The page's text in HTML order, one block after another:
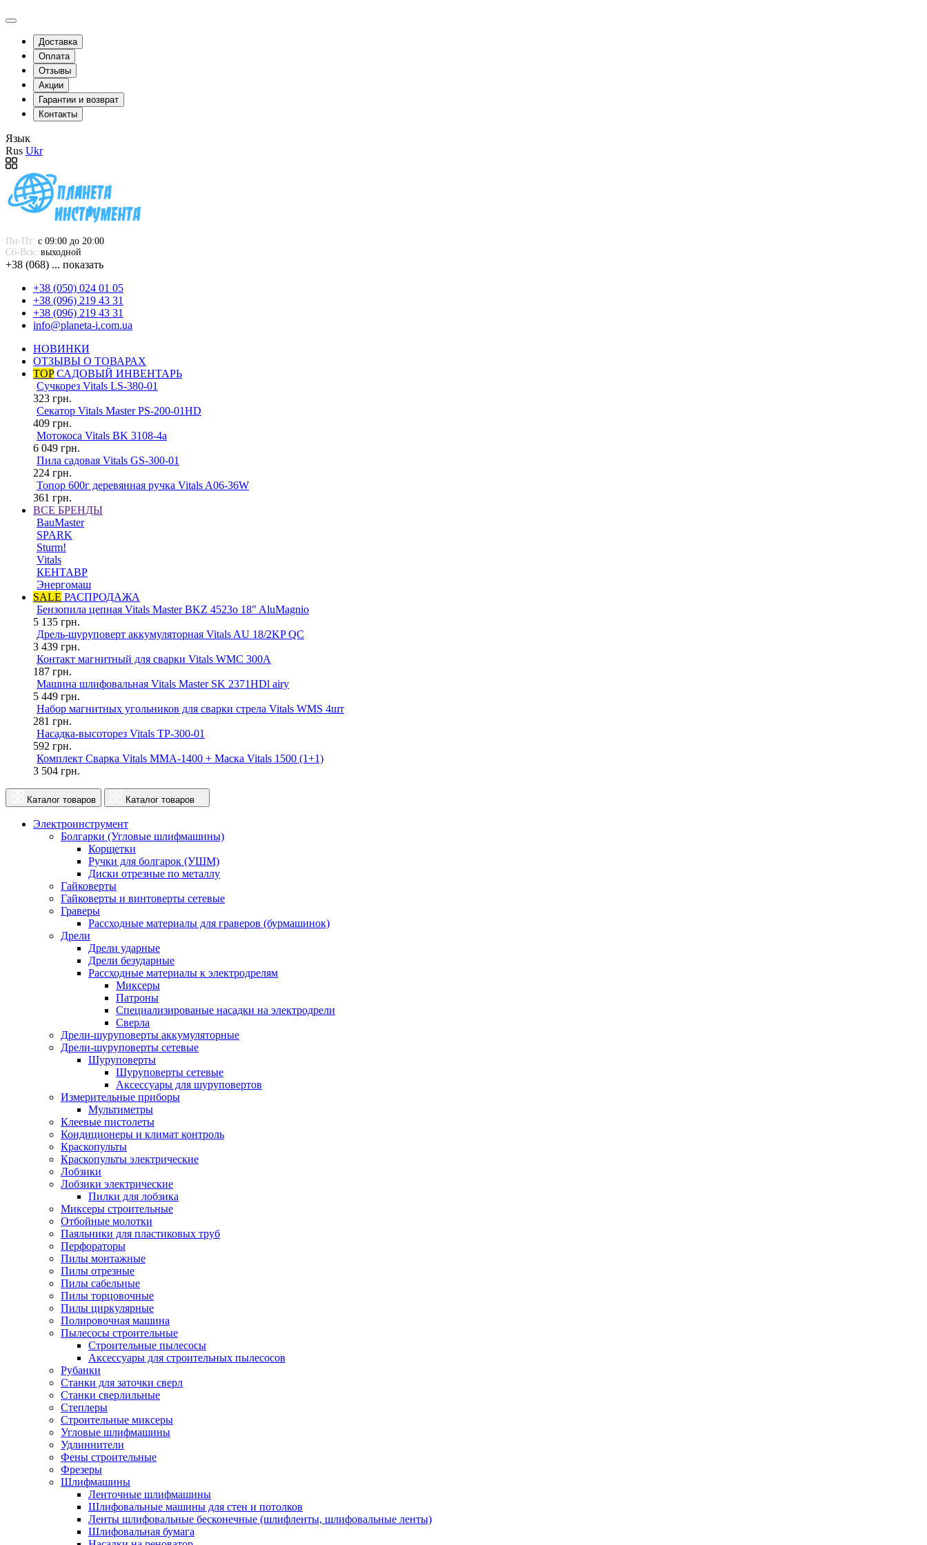
Доставка
Оплата
Отзывы
Акции
Гарантии и возврат
Контакты
Язык
Rus Ukr
Пн-Пт: с 09:00 до 20:00
Сб-Вск: выходной
+38 (068) ... показать
+38 (050) 024 01 05
+38 (096) 219 43 31
+38 (096) 219 43 31
info@planeta-i.com.ua
НОВИНКИ
ОТЗЫВЫ О ТОВАРАХ
TOPСАДОВЫЙ ИНВЕНТАРЬ
Сучкорез Vitals LS-380-01
323 грн.
Секатор Vitals Master PS-200-01HD
409 грн.
Мотокоса Vitals BK 3108-4a
6 049 грн.
Пила садовая Vitals GS-300-01
224 грн.
Топор 600г деревянная ручка Vitals A06-36W
361 грн.
ВСЕ БРЕНДЫ
BauMaster
SPARK
Sturm!
Vitals
КЕНТАВР
Энергомаш
SALE РАСПРОДАЖА
Бензопила цепная Vitals Master BKZ 4523o 18" AluMagnio
5 135 грн.
Дрель-шуруповерт аккумуляторная Vitals AU 18/2KP QC
3 439 грн.
Контакт магнитный для сварки Vitals WMC 300A
187 грн.
Машина шлифовальная Vitals Master SK 2371HDl airy
5 449 грн.
Набор магнитных угольников для сварки стрела Vitals WMS 4шт
281 грн.
Насадка-высоторез Vitals TP-300-01
592 грн.
Комплект Сварка Vitals MMA-1400 + Маска Vitals 1500 (1+1)
3 504 грн.
Каталог товаров Каталог товаров
Электроинструмент
Болгарки (Угловые шлифмашины)
Корщетки
Ручки для болгарок (УШМ)
Диски отрезные по металлу
Гайковерты
Гайковерты и винтоверты сетевые
Граверы
Рассходные материалы для граверов (бурмашинок)
Дрели
Дрели ударные
Дрели безударные
Рассходные материалы к электродрелям
Миксеры
Патроны
Специализированые насадки на электродрели
Сверла
Дрели-шуруповерты аккумуляторные
Дрели-шуруповерты сетевые
Шуруповерты
Шуруповерты сетевые
Аксессуары для шуруповертов
Измерительные приборы
Мультиметры
Клеевые пистолеты
Кондиционеры и климат контроль
Краскопульты
Краскопульты электрические
Лобзики
Лобзики электрические
Пилки для лобзика
Миксеры строительные
Отбойные молотки
Паяльники для пластиковых труб
Перфораторы
Пилы монтажные
Пилы отрезные
Пилы сабельные
Пилы торцовочные
Пилы циркулярные
Полировочная машина
Пылесосы строительные
Строительные пылесосы
Аксессуары для строительных пылесосов
Рубанки
Станки для заточки сверл
Станки сверлильные
Степлеры
Строительные миксеры
Угловые шлифмашины
Удлиннители
Фены строительные
Фрезеры
Шлифмашины
Ленточные шлифмашины
Шлифовальные машины для стен и потолков
Ленты шлифовальные бесконечные (шлифленты, шлифовальные ленты)
Шлифовальная бумага